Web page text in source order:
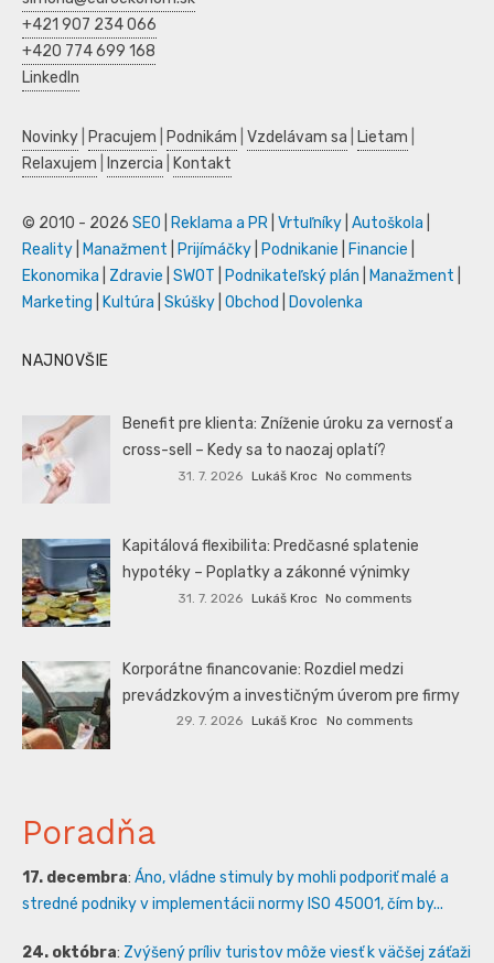
+421 907 234 066
+420 774 699 168
LinkedIn
Novinky Pracujem Podnikám Vzdelávam sa Lietam
Relaxujem
Inzercia Kontakt
© 2010 - 2026 SEO Reklama a PR Vrtuľníky Autoškola
Reality
Manažment Prijímáčky Podnikanie Financie
Ekonomika
Zdravie SWOT Podnikateľský plán Manažment
Marketing
Kultúra Skúšky Obchod Dovolenka
NAJNOVŠIE
Benefit pre klienta: Zníženie úroku za vernosť a
cross-sell – Kedy sa to naozaj oplatí?
31. 7. 2026 Lukáš Kroc No comments
Kapitálová flexibilita: Predčasné splatenie
hypotéky – Poplatky a zákonné výnimky
31. 7. 2026 Lukáš Kroc No comments
Korporátne financovanie: Rozdiel medzi
prevádzkovým a investičným úverom pre firmy
29. 7. 2026 Lukáš Kroc No comments
Poradňa
17. decembra: Áno, vládne stimuly by mohli podporiť malé a
stredné podniky v implementácii normy ISO 45001, čím by...
24. októbra: Zvýšený príliv turistov môže viesť k väčšej záťaži